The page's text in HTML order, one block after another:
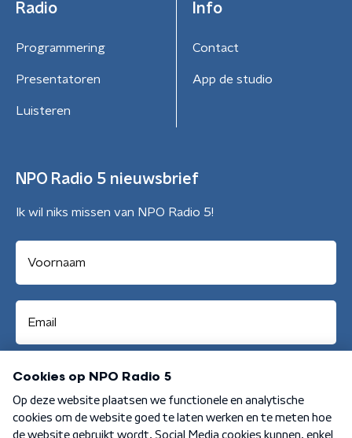
Radio
Programmering
Presentatoren
Luisteren
Info
Contact
App de studio
NPO Radio 5 nieuwsbrief
Ik wil niks missen van NPO Radio 5!
Aanmelden